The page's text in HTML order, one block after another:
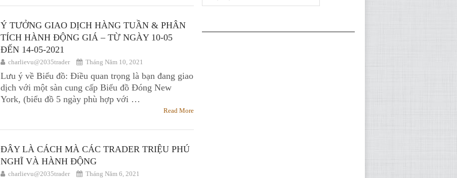
Ý TƯỞNG GIAO DỊCH HÀNG TUẦN & PHÂN
TÍCH HÀNH ĐỘNG GIÁ – TỪ NGÀY 10-05
ĐẾN 14-05-2021
charlievu@2035trader Tháng Năm 10, 2021
Lưu ý về Biểu đồ: Điều quan trọng là bạn đang giao
dịch với một sàn cung cấp Biểu đồ Đóng New
York, (biểu đồ 5 ngày phù hợp với …
Read More
ĐÂY LÀ CÁCH MÀ CÁC TRADER TRIỆU PHÚ
NGHĨ VÀ HÀNH ĐỘNG
charlievu@2035trader Tháng Năm 6, 2021